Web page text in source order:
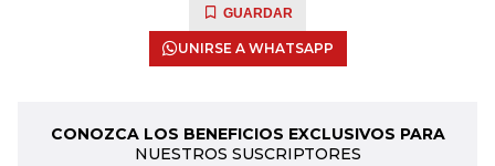
GUARDAR
UNIRSE A WHATSAPP
CONOZCA LOS BENEFICIOS EXCLUSIVOS PARA
NUESTROS SUSCRIPTORES